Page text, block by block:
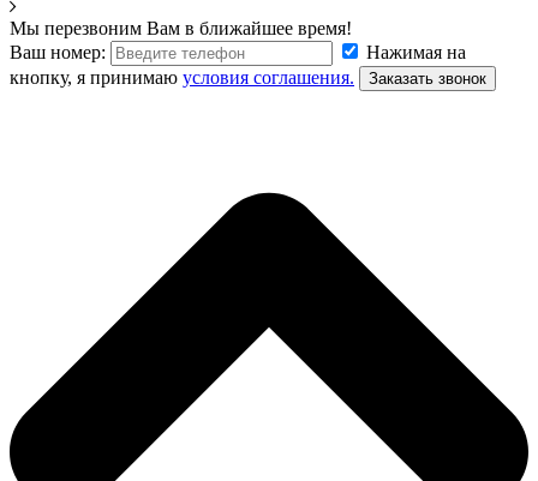
Мы перезвоним Вам в ближайшее время!
Ваш номер:
Нажимая на
кнопку, я принимаю условия соглашения.